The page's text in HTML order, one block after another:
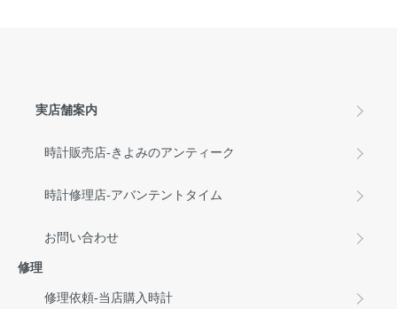
実店舗案内
時計販売店-きよみのアンティーク
時計修理店-アバンテントタイム
お問い合わせ
修理
修理依頼-当店購入時計